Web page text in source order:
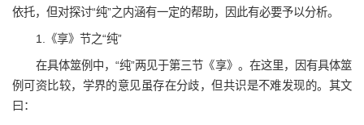
依托，但对探讨“纯”之内涵有一定的帮助，因此有必要予以分析。
1.《享》节之“纯”
在具体筮例中，“纯”两见于第三节《享》。在这里，因有具体筮
例可资比较，学界的意见虽存在分歧，但共识是不难发现的。其文
曰：